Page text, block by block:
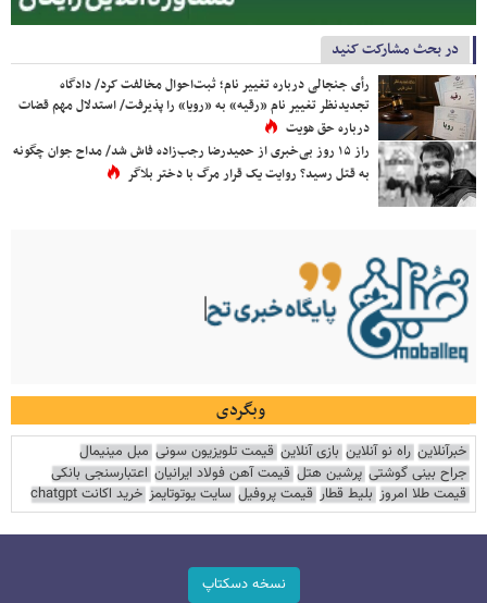
در بحث مشارکت کنید
رأی جنجالی درباره تغییر نام؛ ثبت‌احوال مخالفت کرد/ دادگاه
تجدیدنظر تغییر نام «رقیه» به «رویا» را پذیرفت/ استدلال مهم قضات
درباره حق هویت
راز ۱۵ روز بی‌خبری از حمیدرضا رجب‌زاده فاش شد/ مداح جوان چگونه
به قتل رسید؟ روایت یک قرار مرگ با دختر بلاگر
وبگردی
خبرآنلاین راه نو آنلاین بازی آنلاین قیمت تلویزیون سونی مبل مینیمال
جراح بینی گوشتی پرشین هتل قیمت آهن فولاد ایرانیان اعتبارسنجی بانکی
قیمت طلا امروز بلیط قطار قیمت پروفیل سایت یوتوتایمز خرید اکانت chatgpt
نسخه دسکتاپ